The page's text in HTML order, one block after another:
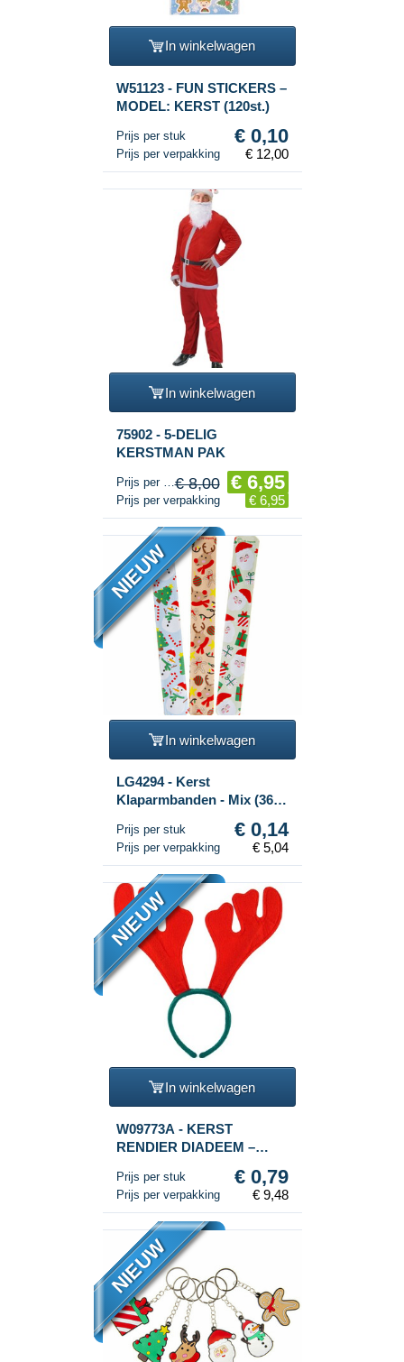
In winkelwagen
W51123 - FUN STICKERS –
MODEL: KERST (120st.)
Prijs per stuk € 0,10
Prijs per verpakking € 12,00
In winkelwagen
75902 - 5-DELIG
KERSTMAN PAK
Prijs per stuk€ 8,00 € 6,95
Prijs per verpakking € 6,95
NIEUW
In winkelwagen
LG4294 - Kerst
Klaparmbanden - Mix (36
Prijs per stuk € 0,14
Prijs per verpakking € 5,04
NIEUW
In winkelwagen
W09773A - KERST
RENDIER DIADEEM –
Prijs per stuk € 0,79
Prijs per verpakking € 9,48
NIEUW